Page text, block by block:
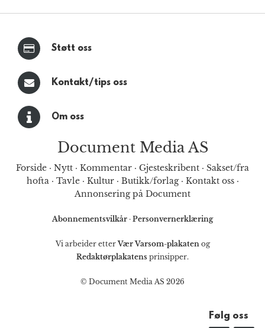
Støtt oss
Kontakt/tips oss
Om oss
Document Media AS
Forside · Nytt · Kommentar · Gjesteskribent · Sakset/fra
hofta· Tavle· Kultur· Butikk/forlag· Kontakt oss·
Annonsering på Document
Abonnementsvilkår · Personvernerklæring
Vi arbeider etterVær Varsom-plakaten og
Redaktørplakatens prinsipper.
© Document Media AS 2026
Følg oss